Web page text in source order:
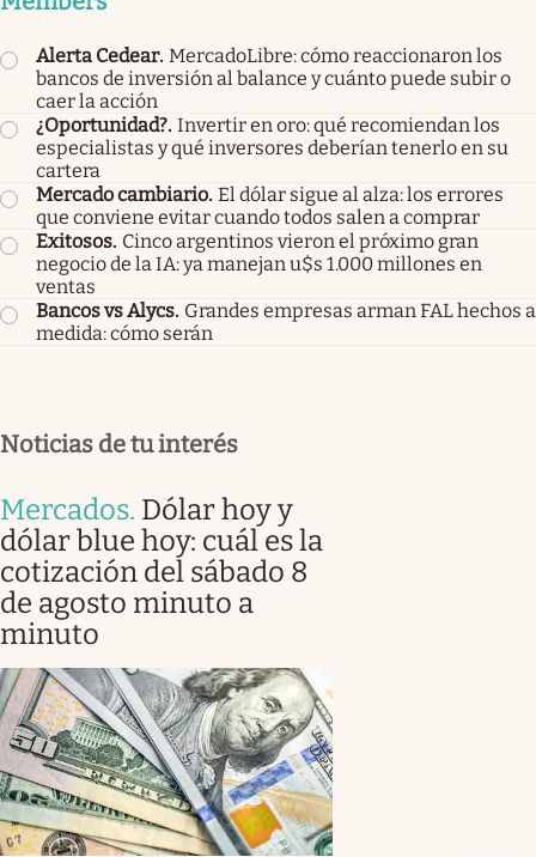
Alerta Cedear. MercadoLibre: cómo reaccionaron los
bancos de inversión al balance y cuánto puede subir o
caer la acción
¿Oportunidad?. Invertir en oro: qué recomiendan los
especialistas y qué inversores deberían tenerlo en su
cartera
Mercado cambiario. El dólar sigue al alza: los errores
que conviene evitar cuando todos salen a comprar
Exitosos. Cinco argentinos vieron el próximo gran
negocio de la IA: ya manejan u$s 1.000 millones en
ventas
Bancos vs Alycs. Grandes empresas arman FAL hechos a
medida: cómo serán
Noticias de tu interés
Mercados. Dólar hoy y
dólar blue hoy: cuál es la
cotización del sábado 8
de agosto minuto a
minuto